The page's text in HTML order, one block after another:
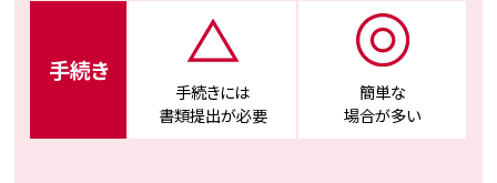
⼿続き
⼿続きには
書類提出が必要
簡単な
場合が多い